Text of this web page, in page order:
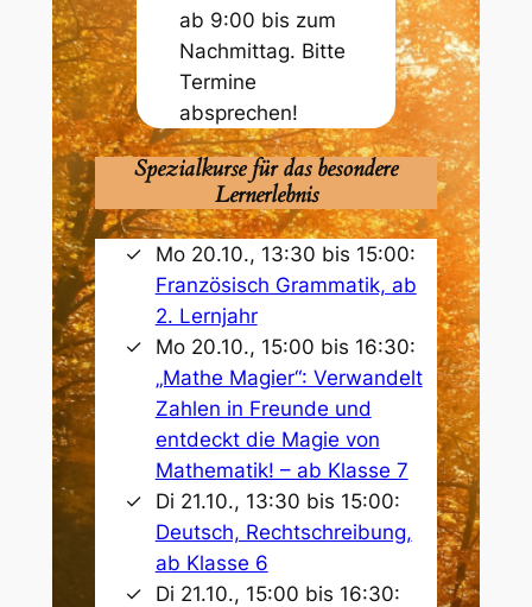
ab 9:00 bis zum
Nachmittag. Bitte
Termine
absprechen!
Spezialkurse für das besondere
Lernerlebnis
Mo 20.10., 13:30 bis 15:00:
Französisch Grammatik, ab
2. Lernjahr
Mo 20.10., 15:00 bis 16:30:
„Mathe Magier“: Verwandelt
Zahlen in Freunde und
entdeckt die Magie von
Mathematik! – ab Klasse 7
Di 21.10., 13:30 bis 15:00:
Deutsch, Rechtschreibung,
ab Klasse 6
Di 21.10., 15:00 bis 16:30: